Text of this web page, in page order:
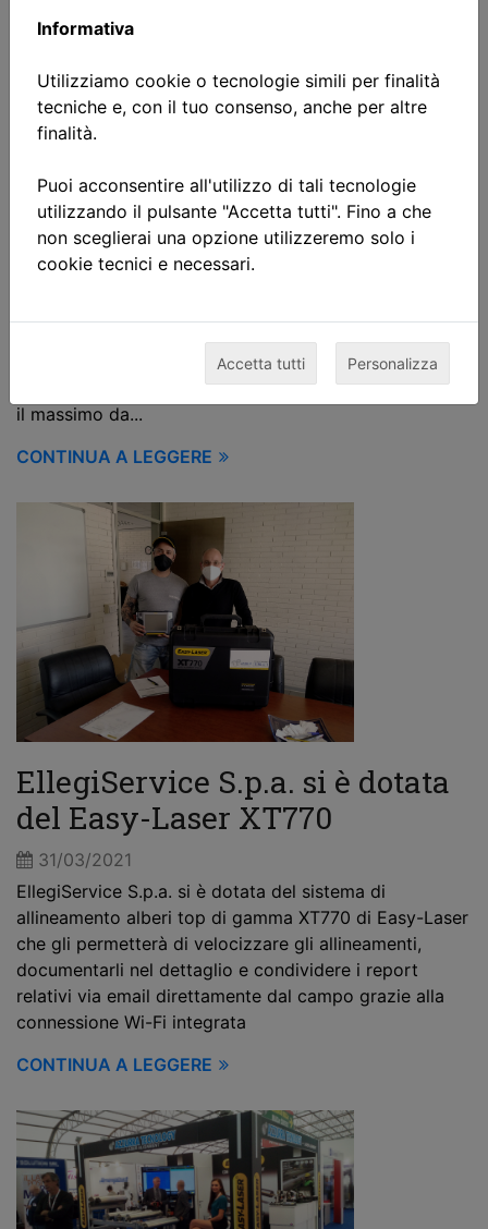
Gruppo Crosa Service certifica
3 persone nell'allineamento
alberi
12/05/2021
macchine in maniera più efficiente e di documentare i
risultati facilmente ed in modo dettagliato.Per ottenere
il massimo da...
CONTINUA A LEGGERE
EllegiService S.p.a. si è dotata
del Easy-Laser XT770
31/03/2021
EllegiService S.p.a. si è dotata del sistema di
allineamento alberi top di gamma XT770 di Easy-Laser
che gli permetterà di velocizzare gli allineamenti,
documentarli nel dettaglio e condividere i report
relativi via email direttamente dal campo grazie alla
connessione Wi-Fi integrata
CONTINUA A LEGGERE
Informativa
Utilizziamo cookie o tecnologie simili per finalità
tecniche e, con il tuo consenso, anche per altre
finalità.
Puoi acconsentire all'utilizzo di tali tecnologie
utilizzando il pulsante "Accetta tutti". Fino a che
non sceglierai una opzione utilizzeremo solo i
cookie tecnici e necessari.
Accetta tutti Personalizza